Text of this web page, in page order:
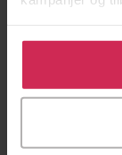
Klikk på
bruke cookies
tilpasse ditt